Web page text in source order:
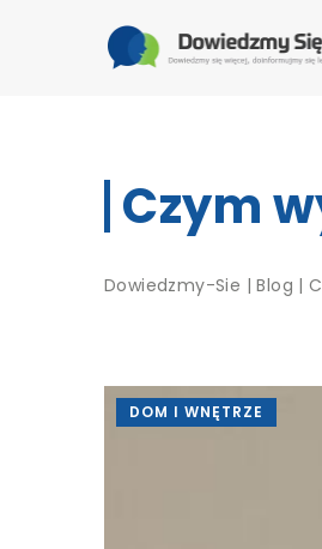
Czym
Dowiedzmy-Sie |Blog |
DOM I WNĘTRZE